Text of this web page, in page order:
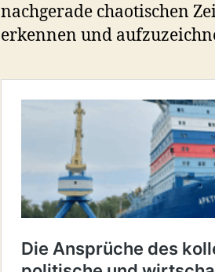
nachgerade chaotischen
erkennen und